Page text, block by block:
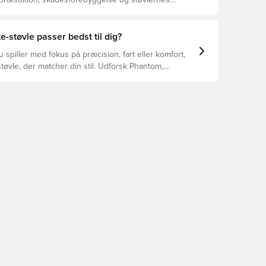
underlag.
støvle passer bedst til dig?
spiller med fokus på præcision, fart eller komfort,
der matcher din stil. Udforsk Phantom,